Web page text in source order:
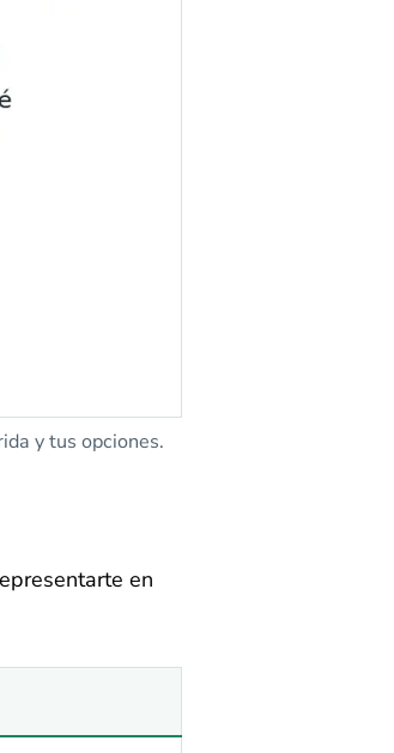
y tus opciones.
en